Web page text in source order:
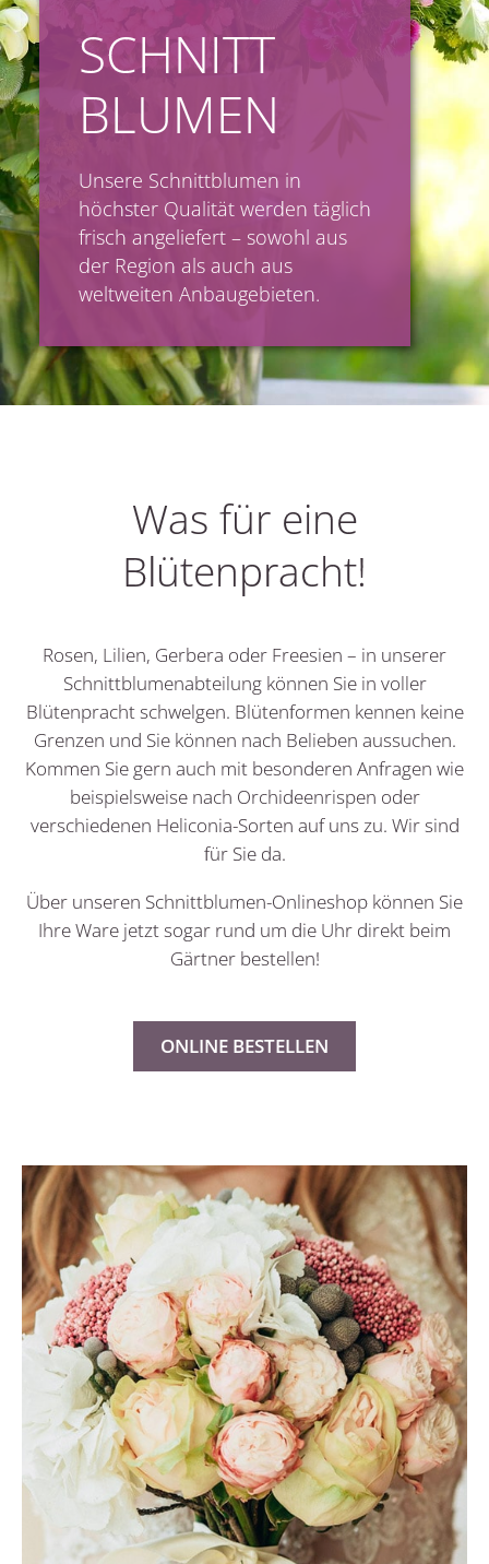
SCHNITT
BLUMEN
Unsere Schnittblumen in
höchster Qualität werden täglich
frisch angeliefert – sowohl aus
der Region als auch aus
weltweiten Anbaugebieten.
Was für eine
Blütenpracht!
Rosen, Lilien, Gerbera oder Freesien – in unserer
Schnittblumenabteilung können Sie in voller
Blütenpracht schwelgen. Blütenformen kennen keine
Grenzen und Sie können nach Belieben aussuchen.
Kommen Sie gern auch mit besonderen Anfragen wie
beispielsweise nach Orchideenrispen oder
verschiedenen Heliconia-Sorten auf uns zu. Wir sind
für Sie da.
Über unseren Schnittblumen-Onlineshop können Sie
Ihre Ware jetzt sogar rund um die Uhr direkt beim
Gärtner bestellen!
ONLINE BESTELLEN